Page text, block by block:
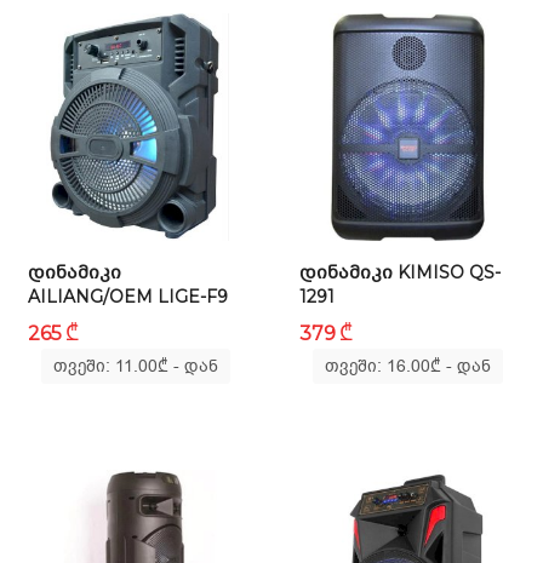
ᲓᲘᲜᲐᲛᲘᲙᲘ
AILIANG/OEM LIGE-F9
265 ₾
თვეში: 11.00₾ - დან
ᲓᲘᲜᲐᲛᲘᲙᲘ KIMISO QS-
1291
379 ₾
თვეში: 16.00₾- დან